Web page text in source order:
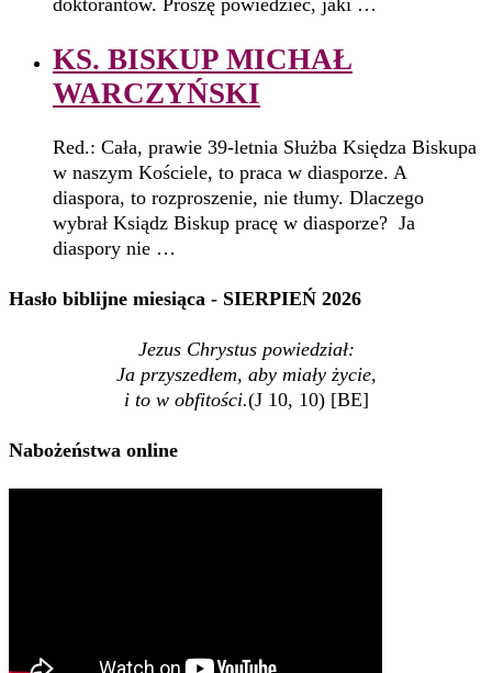
doktorantów. Proszę powiedzieć, jaki …
KS. BISKUP MICHAŁ
WARCZYŃSKI
Red.: Cała, prawie 39-letnia Służba Księdza Biskupa
w naszym Kościele, to praca w diasporze. A
diaspora, to rozproszenie, nie tłumy. Dlaczego
wybrał Ksiądz Biskup pracę w diasporze? Ja
diaspory nie …
Hasło biblijne miesiąca - SIERPIEŃ 2026
Jezus Chrystus powiedział:
Ja przyszedłem, aby miały życie,
i to w obfitości.(J 10, 10) [BE]
Nabożeństwa online